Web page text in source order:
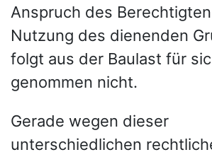
Anspruch des
Nutzung des dienenden
folgt aus der Baulast für
genommen nicht.
Gerade wegen dieser
unterschiedlichen